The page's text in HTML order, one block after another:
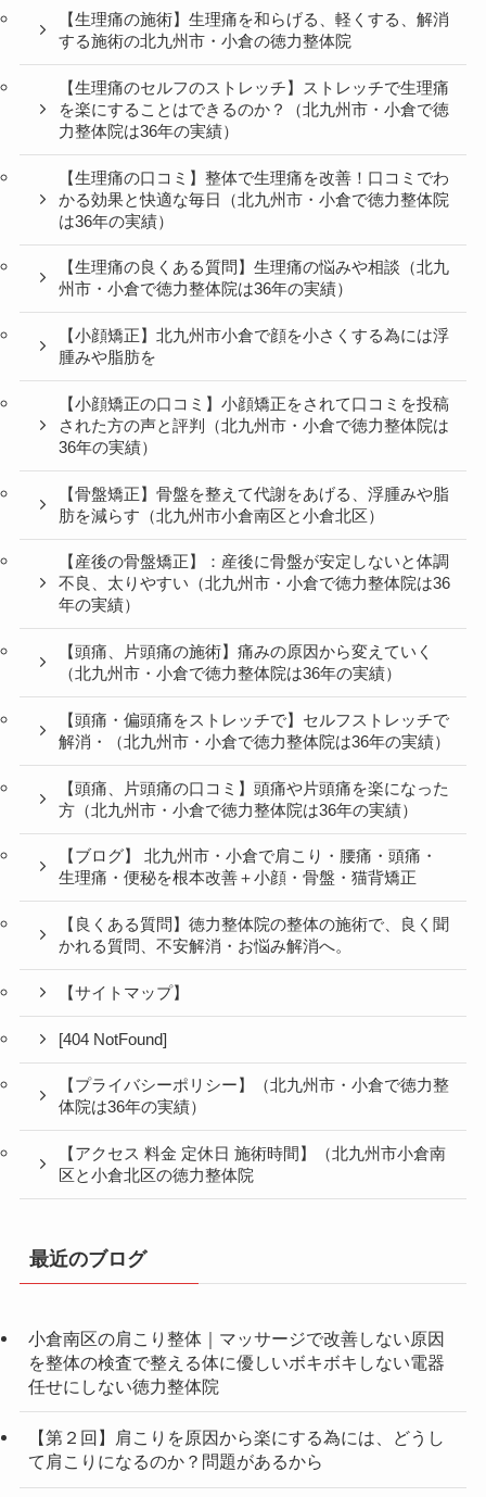
【生理痛の施術】生理痛を和らげる、軽くする、解消
する施術の北九州市・小倉の徳力整体院
【生理痛のセルフのストレッチ】ストレッチで生理痛
を楽にすることはできるのか？（北九州市・小倉で徳
力整体院は36年の実績）
【生理痛の口コミ】整体で生理痛を改善！口コミでわ
かる効果と快適な毎日（北九州市・小倉で徳力整体院
は36年の実績）
【生理痛の良くある質問】生理痛の悩みや相談（北九
州市・小倉で徳力整体院は36年の実績）
【小顔矯正】北九州市小倉で顔を小さくする為には浮
腫みや脂肪を
【小顔矯正の口コミ】小顔矯正をされて口コミを投稿
された方の声と評判（北九州市・小倉で徳力整体院は
36年の実績）
【骨盤矯正】骨盤を整えて代謝をあげる、浮腫みや脂
肪を減らす（北九州市小倉南区と小倉北区）
【産後の骨盤矯正】：産後に骨盤が安定しないと体調
不良、太りやすい（北九州市・小倉で徳力整体院は36
年の実績）
【頭痛、片頭痛の施術】痛みの原因から変えていく
（北九州市・小倉で徳力整体院は36年の実績）
【頭痛・偏頭痛をストレッチで】セルフストレッチで
解消・（北九州市・小倉で徳力整体院は36年の実績）
【頭痛、片頭痛の口コミ】頭痛や片頭痛を楽になった
方（北九州市・小倉で徳力整体院は36年の実績）
【ブログ】 北九州市・小倉で肩こり・腰痛・頭痛・
生理痛・便秘を根本改善＋小顔・骨盤・猫背矯正
【良くある質問】徳力整体院の整体の施術で、良く聞
かれる質問、不安解消・お悩み解消へ。
【サイトマップ】
[404 NotFound]
【プライバシーポリシー】（北九州市・小倉で徳力整
体院は36年の実績）
【アクセス 料金 定休日 施術時間】（北九州市小倉南
区と小倉北区の徳力整体院
最近のブログ
小倉南区の肩こり整体｜マッサージで改善しない原因
を整体の検査で整える体に優しいボキボキしない電器
任せにしない徳力整体院
【第２回】肩こりを原因から楽にする為には、どうし
て肩こりになるのか？問題があるから